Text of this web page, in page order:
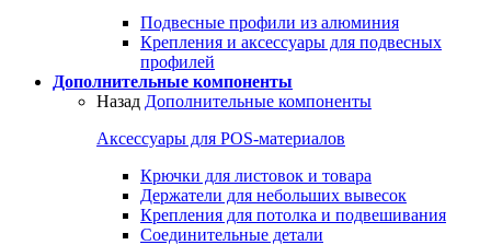
Подвесные профили из алюминия
Крепления и аксессуары для подвесных
профилей
Дополнительные компоненты
Назад Дополнительные компоненты
Аксессуары для POS-материалов
Крючки для листовок и товара
Держатели для небольших вывесок
Крепления для потолка и подвешивания
Соединительные детали